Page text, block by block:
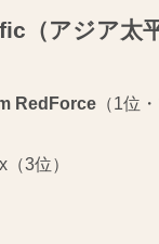
（アジア太
RedForce （1位
3位）